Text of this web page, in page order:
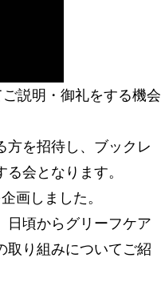
説明・御礼をする機会
方を招待し、ブックレ
会となります。
画しました。
日頃からグリーフケア
取り組みについてご紹